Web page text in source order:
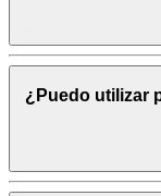
¿Puedo utilizar